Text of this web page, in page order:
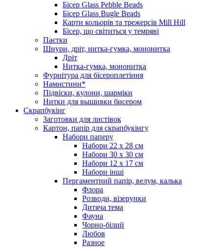
Бісер Glass Pebble Beads
Бісер Glass Bugle Beads
Карти кольорів та трежерсів Mill Hill
Бісер, що світиться у темряві
Паєтки
Шнури, дріт, нитка-гумка, мононитка
Дріт
Нитка-гумка, мононитка
Фурнітура для бісероплетіння
Намистини*
Підвіски, кулони, шарміки
Нитки для вышивки бисером
Скрапбукінг
Заготовки для листівок
Картон, папір для скрапбукінгу
Набори паперу
Набори 22 х 28 см
Набори 30 х 30 см
Набори 12 х 17 см
Набори інші
Пергаментний папір, велум, калька
Флора
Розводи, візерунки
Дитяча тема
Фауна
Чорно-білий
Любов
Разное